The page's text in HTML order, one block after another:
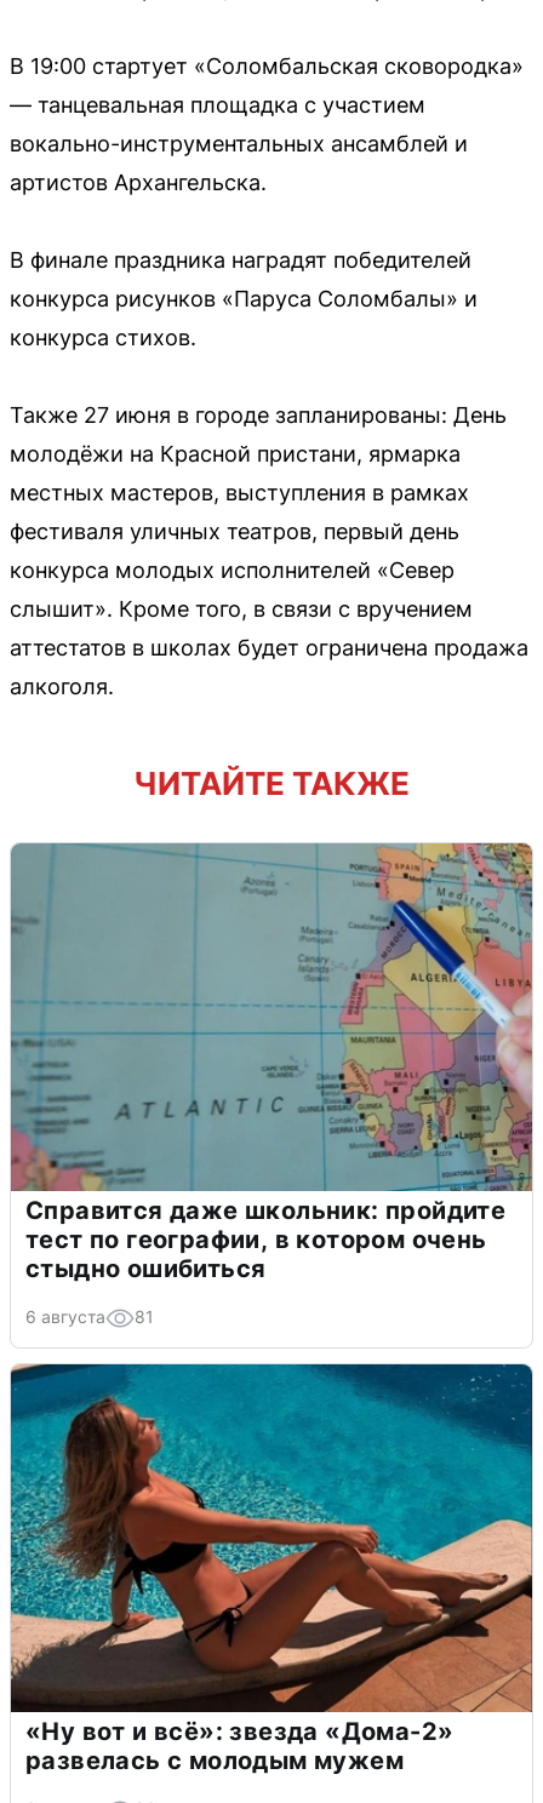
В 19:00 стартует «Соломбальская сковородка»
— танцевальная площадка с участием
вокально-инструментальных ансамблей и
артистов Архангельска.
В финале праздника наградят победителей
конкурса рисунков «Паруса Соломбалы» и
конкурса стихов.
Также 27 июня в городе запланированы: День
молодёжи на Красной пристани, ярмарка
местных мастеров, выступления в рамках
фестиваля уличных театров, первый день
конкурса молодых исполнителей «Север
слышит». Кроме того, в связи с вручением
аттестатов в школах будет ограничена продажа
алкоголя.
ЧИТАЙТЕ ТАКЖЕ
Справится даже школьник: пройдите
тест по географии, в котором очень
стыдно ошибиться
6 августа 81
«Ну вот и всё»: звезда «Дома-2»
развелась с молодым мужем